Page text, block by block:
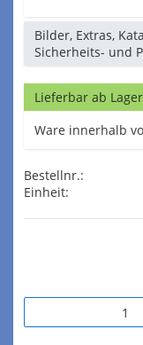
Bilder, Extras,
Sicherheits- und
Lieferbar ab
Ware innerhalb
Bestellnr.:
Einheit: